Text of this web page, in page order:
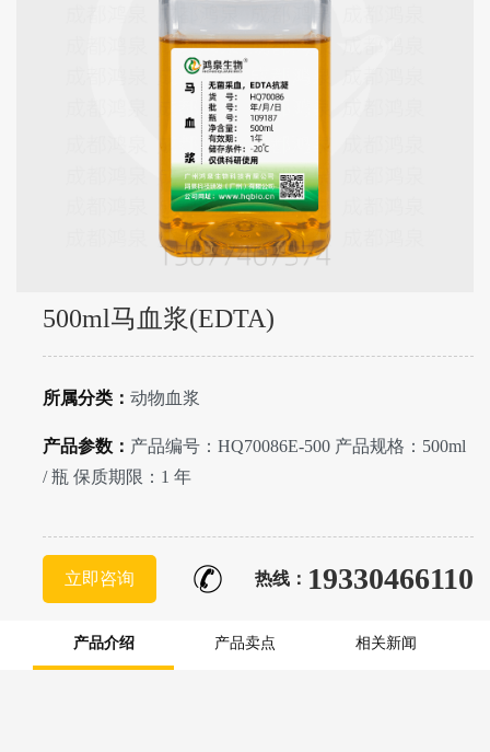
500ml马血浆(EDTA)
所属分类： 动物血浆
产品参数： 产品编号：HQ70086E-500 产品规格：500ml
/ 瓶 保质期限：1 年
立即咨询 热线： 19330466110
产品介绍 产品卖点 相关新闻